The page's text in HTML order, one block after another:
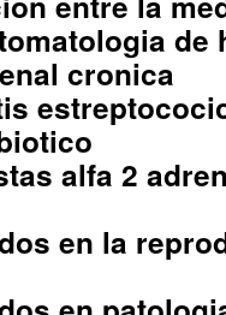
de
cronica
alfa 2
en la